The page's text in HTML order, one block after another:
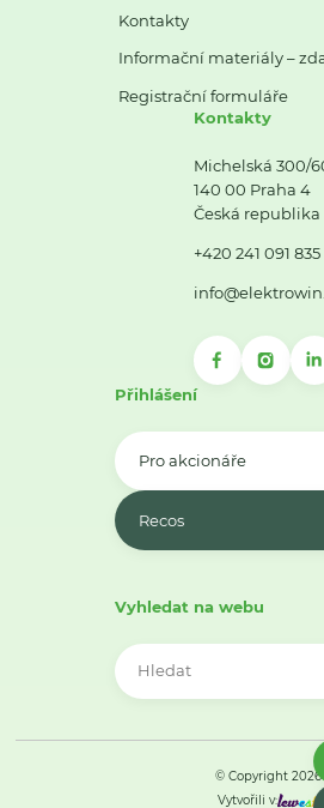
Kontakty
Informační materiály –
Registrační formuláře
Kontakty
Michelská 300/
140 00 Praha 4
Česká republika
+420 241 091 835
Přihlášení
Pro akcionáře
Recos
Vyhledat na webu
© Copyright 2026
Vytvořili v: